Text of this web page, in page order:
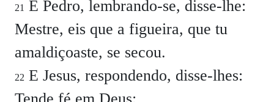
21 E Pedro, lembrando-se, disse-lhe:
Mestre, eis que a figueira, que tu
amaldiçoaste, se secou.
22 E Jesus, respondendo, disse-lhes: